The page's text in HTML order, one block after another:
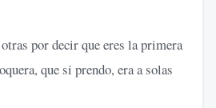
por decir que eres la primera
que si prendo, era a solas